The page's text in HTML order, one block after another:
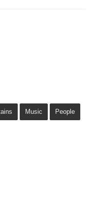
Music People